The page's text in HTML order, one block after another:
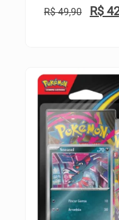
R$49,90 R$